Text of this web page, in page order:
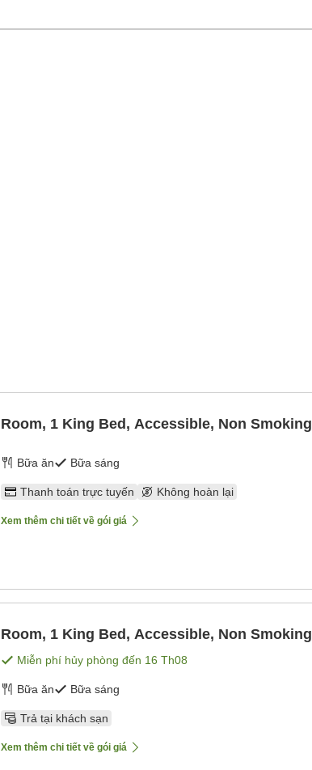
Room, 1 King Bed, Accessible, Non Smoking
Bữa ăn Bữa sáng
Thanh toán trực tuyến Không hoàn lại
Xem thêm chi tiết về gói giá
Room, 1 King Bed, Accessible, Non Smoking
Miễn phí hủy phòng đến 16 Th08
Bữa ăn Bữa sáng
Trả tại khách sạn
Xem thêm chi tiết về gói giá